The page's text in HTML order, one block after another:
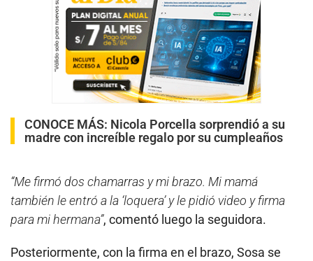
CONOCE MÁS: Nicola Porcella sorprendió a su
madre con increíble regalo por su cumpleaños
“Me firmó dos chamarras y mi brazo. Mi mamá
también le entró a la ‘loquera’ y le pidió video y firma
para mi hermana”, comentó luego la seguidora.
Posteriormente, con la firma en el brazo, Sosa se